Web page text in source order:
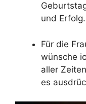
und
Für die
wünsche
aller
es